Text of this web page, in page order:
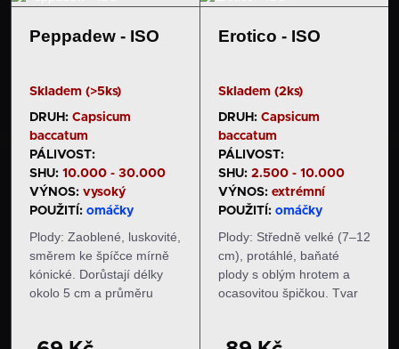
Peppadew - ISO
Skladem (>5ks)
DRUH: Capsicum
baccatum
PÁLIVOST:
SHU: 10.000 - 30.000
VÝNOS: vysoký
POUŽITÍ: omáčky
Plody: Zaoblené, luskovité,
směrem ke špíčce mírně
kónické. Dorůstají délky
okolo 5 cm a průměru
Erotico - ISO
Skladem (2ks)
DRUH: Capsicum
baccatum
PÁLIVOST:
SHU: 2.500 - 10.000
VÝNOS: extrémní
POUŽITÍ: omáčky
Plody: Středně velké (7–12
cm), protáhlé, baňaté
plody s oblým hrotem a
ocasovitou špičkou. Tvar